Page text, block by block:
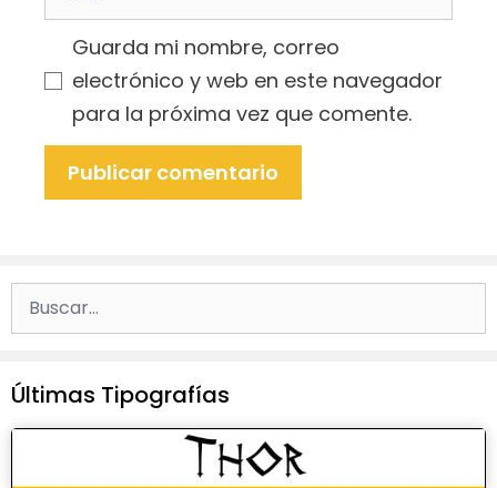
Guarda mi nombre, correo
electrónico y web en este navegador
para la próxima vez que comente.
Últimas Tipografías